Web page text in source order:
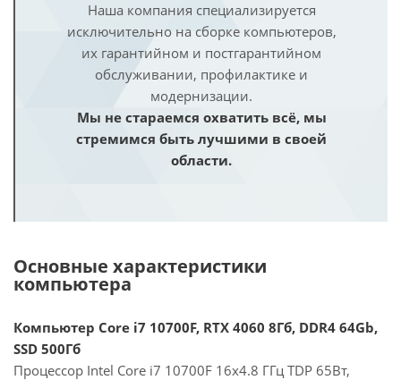
Наша компания специализируется
исключительно на сборке компьютеров,
их гарантийном и постгарантийном
обслуживании, профилактике и
модернизации.
Мы не стараемся охватить всё, мы
стремимся быть лучшими в своей
области.
Основные характеристики
компьютера
Компьютер Core i7 10700F, RTX 4060 8Гб, DDR4 64Gb,
SSD 500Гб
Процессор Intel Core i7 10700F 16x4.8 ГГц TDP 65Вт,